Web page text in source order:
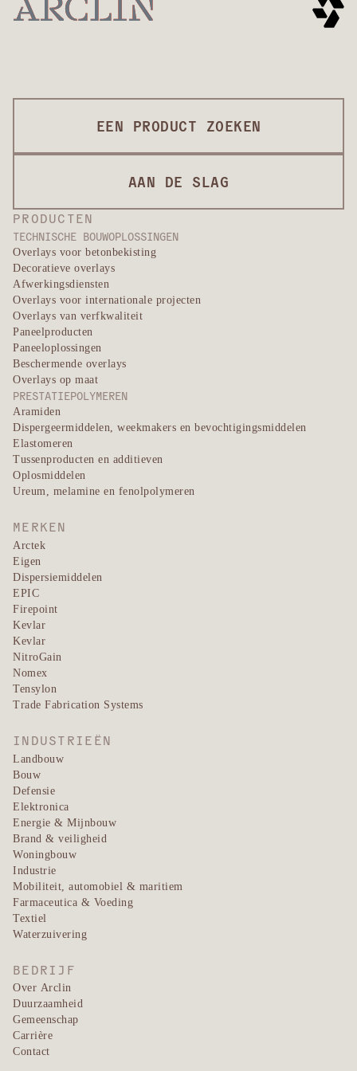
ONTDEK DE BESCHERMING VAN KEVLAR
®
middelzware werkzaamheden
PRODUCTEN
TECHNISCHE BOUWOPLOSSINGEN
Overlays voor betonbekisting
Decoratieve overlays
Afwerkingsdiensten
Overlays voor internationale projecten
Overlays van verfkwaliteit
Paneelproducten
Paneeloplossingen
Beschermende overlays
Overlays op maat
PRESTATIEPOLYMEREN
Aramiden
Dispergeermiddelen, weekmakers en bevochtigingsmiddelen
Elastomeren
Tussenproducten en additieven
Oplosmiddelen
Ureum, melamine en fenolpolymeren
MERKEN
Arctek
Eigen
Dispersiemiddelen
EPIC
Firepoint
Kevlar
Kevlar
NitroGain
Nomex
Tensylon
Trade Fabrication Systems
INDUSTRIEËN
Landbouw
Bouw
Defensie
Elektronica
Energie & Mijnbouw
Brand & veiligheid
Woningbouw
Industrie
Mobiliteit, automobiel & maritiem
Farmaceutica & Voeding
Textiel
Waterzuivering
BEDRIJF
Over Arclin
Duurzaamheid
Gemeenschap
Carrière
Contact
EEN PRODUCT ZOEKEN
AAN DE SLAG